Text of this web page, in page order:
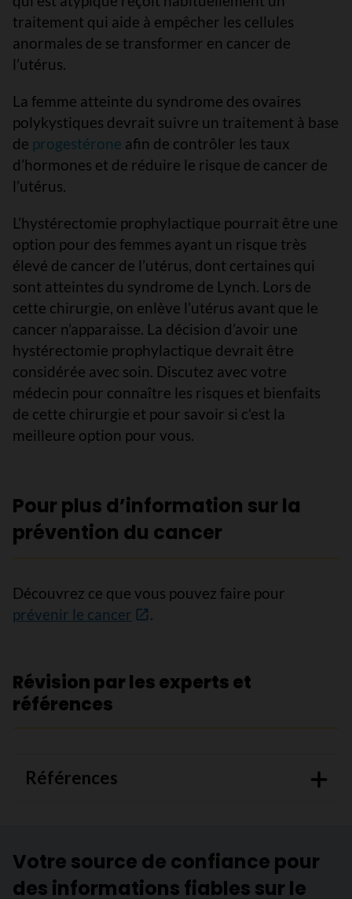
traitement qui aide à empêcher les cellules
anormales de se transformer en cancer de
l’utérus.
La femme atteinte du syndrome des ovaires
polykystiques devrait suivre un traitement à base
de progestérone afin de contrôler les taux
d’hormones et de réduire le risque de cancer de
l’utérus.
L’hystérectomie prophylactique pourrait être une
option pour des femmes ayant un risque très
élevé de cancer de l’utérus, dont certaines qui
sont atteintes du syndrome de Lynch. Lors de
cette chirurgie, on enlève l’utérus avant que le
cancer n’apparaisse. La décision d’avoir une
hystérectomie prophylactique devrait être
considérée avec soin. Discutez avec votre
médecin pour connaître les risques et bienfaits
de cette chirurgie et pour savoir si c’est la
meilleure option pour vous.
Pour plus d’information sur la
prévention du cancer
Découvrez ce que vous pouvez faire pour
prévenir le cancer
.
Révision par les experts et
références
Références
Votre source de confiance pour
des informations fiables sur le